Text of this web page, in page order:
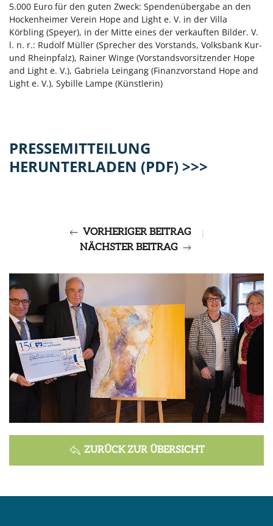
5.000 Euro für den guten Zweck: Spendenübergabe an den
Hockenheimer Verein Hope and Light e. V. in der Villa
Körbling (Speyer), in der Mitte eines der verkauften Bilder. V.
l. n. r.: Rudolf Müller (Sprecher des Vorstands, Volksbank Kur-
und Rheinpfalz), Rainer Winge (Vorstandsvorsitzender Hope
and Light e. V.), Gabriela Leingang (Finanzvorstand Hope and
Light e. V.), Sybille Lampe (Künstlerin)
PRESSEMITTEILUNG
HERUNTERLADEN (PDF) >>>
VORHERIGER BEITRAG
|
NÄCHSTER BEITRAG
ZURÜCK ZUR ÜBERSICHT